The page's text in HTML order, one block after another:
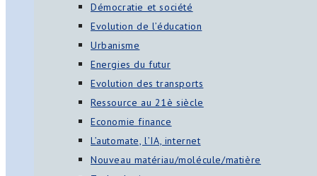
Démocratie et société
Evolution de l’éducation
Urbanisme
Energies du futur
Evolution des transports
Ressource au 21è siècle
Economie finance
L’automate, l’IA, internet
Nouveau matériau/molécule/matière